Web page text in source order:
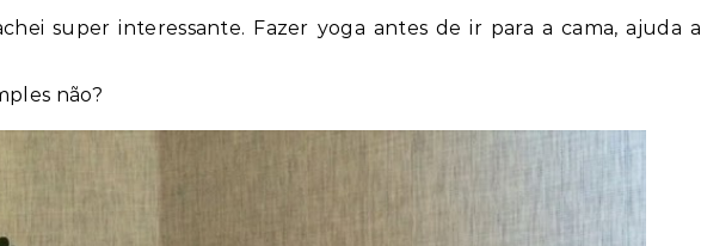
super interessante. Fazer yoga antes de ir para a cama, ajuda a
não?